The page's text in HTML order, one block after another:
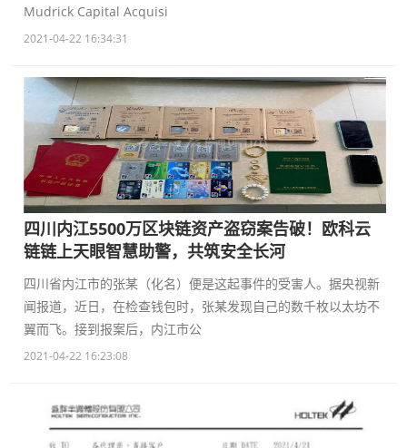
Mudrick Capital Acquisi
2021-04-22 16:34:31
四川内江5500万区块链资产盗窃案告破！欧科云
链链上天眼智慧助警，共筑安全长河
四川省内江市的张某（化名）便是这起事件的受害人。据央视新
闻报道，近日，在检查钱包时，张某发现自己的数千枚以太坊不
翼而飞。接到报案后，内江市公
2021-04-22 16:23:08